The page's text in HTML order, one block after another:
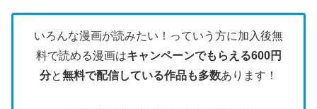
いろんな漫画が読みたい！っていう方に加入後無
料で読める漫画はキャンペーンでもらえる600円
分と無料で配信している作品も多数あります！